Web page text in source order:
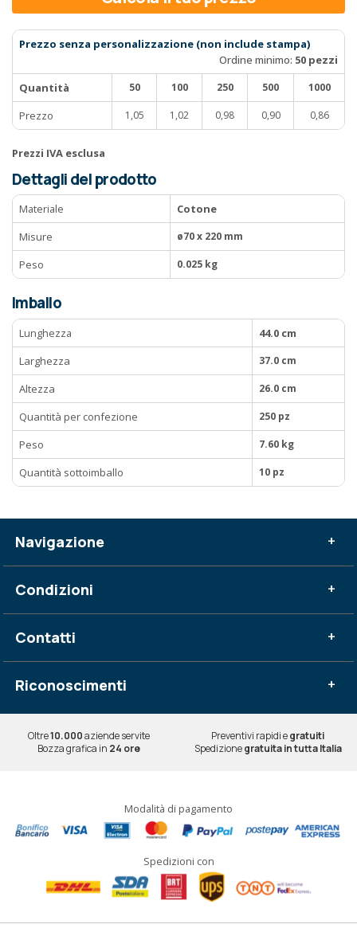
Prezzo senza personalizzazione (non include stampa)
Ordine minimo: 50 pezzi
Quantità
50 100 250 500 1000
Prezzo 1,05 1,02 0,98 0,90 0,86
Prezzi IVA esclusa
Dettagli del prodotto
Materiale
Cotone
Misure
ø70 x 220 mm
Peso 0.025 kg
Imballo
Lunghezza
44.0 cm
Larghezza
37.0 cm
Altezza 26.0 cm
Quantità per confezione 250 pz
Peso 7.60 kg
Quantità sottoimballo 10 pz
Navigazione +
Condizioni +
Contatti +
Riconoscimenti +
Oltre10.000aziende servite Preventivi rapidi egratuiti
Bozza grafica in 24 ore Spedizionegratuita in tutta Italia
Modalità di pagamento
Spedizioni con